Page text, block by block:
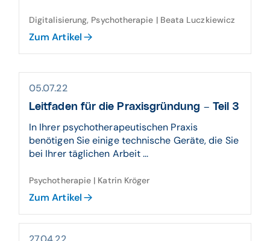
Digitalisierung, Psychotherapie | Beata Luczkiewicz
Zum Artikel
05.07.22
Leitfaden für die Praxisgründung – Teil 3
In Ihrer psychotherapeutischen Praxis
benötigen Sie einige technische Geräte, die Sie
bei Ihrer täglichen Arbeit ...
Psychotherapie | Katrin Kröger
Zum Artikel